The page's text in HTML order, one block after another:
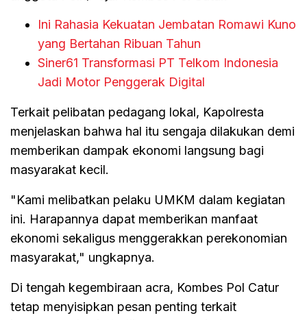
Ini Rahasia Kekuatan Jembatan Romawi Kuno
yang Bertahan Ribuan Tahun
Siner61 Transformasi PT Telkom Indonesia
Jadi Motor Penggerak Digital
Terkait pelibatan pedagang lokal, Kapolresta
menjelaskan bahwa hal itu sengaja dilakukan demi
memberikan dampak ekonomi langsung bagi
masyarakat kecil.
"Kami melibatkan pelaku UMKM dalam kegiatan
ini. Harapannya dapat memberikan manfaat
ekonomi sekaligus menggerakkan perekonomian
masyarakat," ungkapnya.
Di tengah kegembiraan acra, Kombes Pol Catur
tetap menyisipkan pesan penting terkait